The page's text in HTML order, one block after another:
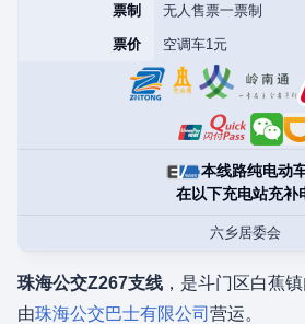
票制 无人售票一票制
票价 空调车1元
本线路纯电动
在以下充电站充补
六乡居委会
珠海公交Z267支线 ，是斗门区白蕉
由珠海公交巴士有限公司 营运。